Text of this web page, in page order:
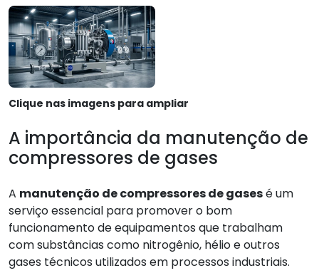
Clique nas imagens para ampliar
A importância da manutenção de
compressores de gases
A manutenção de compressores de gasesé um
serviço essencial para promover o bom
funcionamento de equipamentos que trabalham
com substâncias como nitrogênio, hélio e outros
gases técnicos utilizados em processos industriais.